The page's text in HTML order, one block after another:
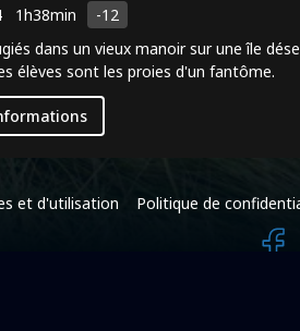
1h38min
-12
dans un vieux manoir sur une île
élèves sont les proies d'un fantôme.
et d'utilisation Politique de